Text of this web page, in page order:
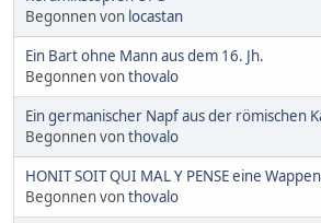
Begonnen von locastan
Ein Bart ohne Mann aus dem 16. Jh.
Begonnen vonthovalo
Ein germanischer Napf aus der römischen
Begonnen vonthovalo
HONIT SOIT QUI MAL Y PENSE eine
Begonnen vonthovalo